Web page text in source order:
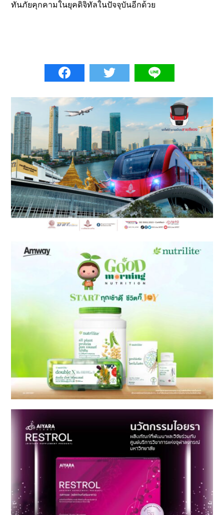
ทันภัยคุกคามในยุคดิจิทัลในปัจจุบันอีกด้วย